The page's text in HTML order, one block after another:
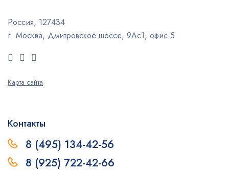
Россия, 127434
г. Москва, Дмитровское шоссе, 9Ас1, офис 5
Карта сайта
Контакты
8 (495) 134-42-56
8 (925) 722-42-66